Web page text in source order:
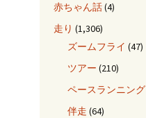
赤ちゃん話(4)
走り (1,306)
ズームフライ (47)
ツアー (210)
ペースランニング
伴走 (64)